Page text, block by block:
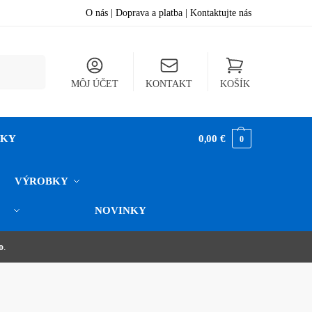
O nás Doprava a platba Kontaktujte nás
MÔJ ÚČET KONTAKT KOŠÍK
VÝROBKY
NOVINKY
0,00€ 0
cez Quatro a Skip Pay.